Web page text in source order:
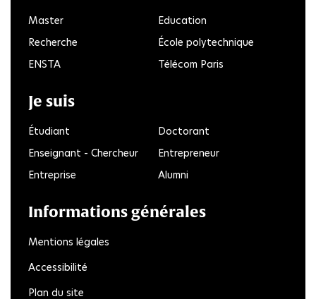
Master
Education
Recherche
École polytechnique
ENSTA
Télécom Paris
Je suis
Étudiant
Doctorant
Enseignant - Chercheur
Entrepreneur
Entreprise
Alumni
Informations générales
Mentions légales
Accessibilité
Plan du site